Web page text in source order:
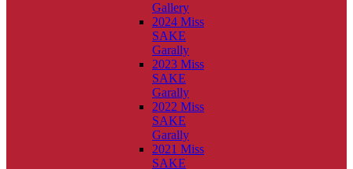
Gallery
2024 Miss
SAKE
Garally
2023 Miss
SAKE
Garally
2022 Miss
SAKE
Garally
2021 Miss
SAKE